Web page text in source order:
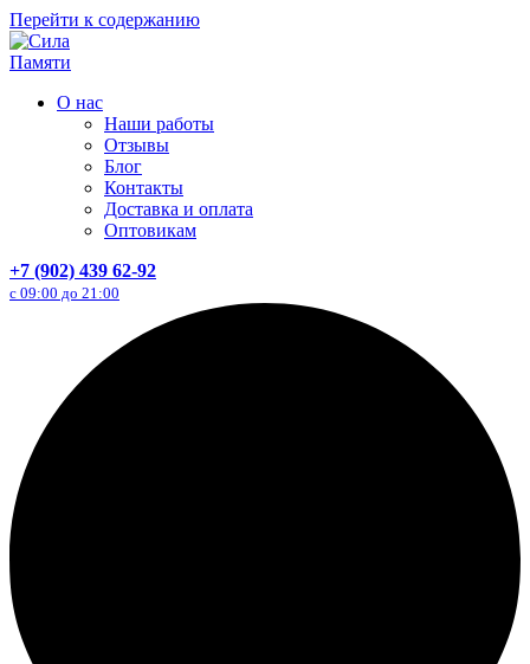
Перейти к содержанию
О нас
Наши работы
Отзывы
Блог
Контакты
Доставка и оплата
Оптовикам
+7 (902) 439 62-92
с 09:00 до 21:00